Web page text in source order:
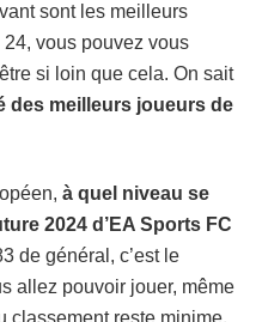
sont les meilleurs
vous pouvez vous
si loin que cela. On sait
des meilleurs joueurs de
à quel niveau se
2024 d’EA Sports FC
de général, c’est le
allez pouvoir jouer, même